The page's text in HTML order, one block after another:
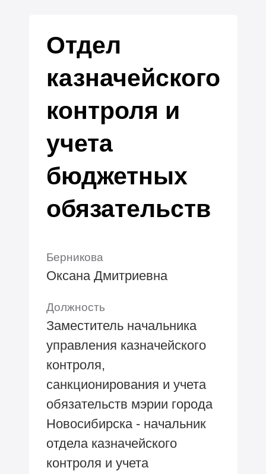
Отдел
казначейского
контроля и
учета
бюджетных
обязательств
Берникова
Оксана Дмитриевна
Должность
Заместитель начальника
управления казначейского
контроля,
санкционирования и учета
обязательств мэрии города
Новосибирска - начальник
отдела казначейского
контроля и учета